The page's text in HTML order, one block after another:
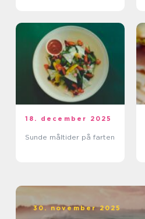
18. december 2025
Sunde måltider på farten
30. november 2025